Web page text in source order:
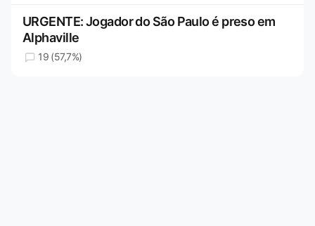
URGENTE: Jogador do São Paulo é preso em
Alphaville
19 (57,7%)